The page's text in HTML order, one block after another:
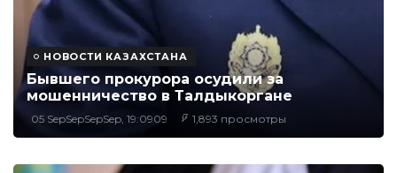
НОВОСТИ КАЗАХСТАНА
Бывшего прокурора осудили за
мошенничество в Талдыкоргане
05 SepSepSepSep, 19:0909 1,893 просмотры